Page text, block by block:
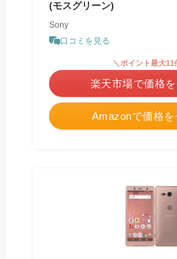
(モスグリーン)
Sony
口コミを見る
Amazonで価格を
＼ポイント最大11
楽天市場で価格